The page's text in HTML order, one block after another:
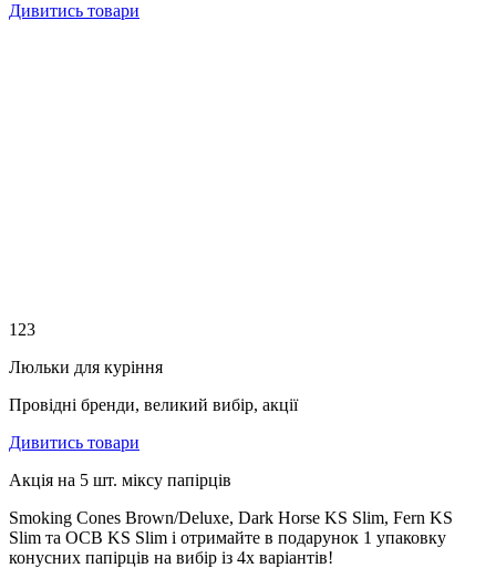
Дивитись товари
1 23
Люльки для куріння
Провідні бренди, великий вибір, акції
Дивитись товари
Акція на 5 шт. міксу папірців
Smoking Cones Brown/Deluxe, Dark Horse KS Slim, Fern KS
Slim та OCB KS Slim і отримайте в подарунок 1 упаковку
конусних папірців на вибір із 4х варіантів!